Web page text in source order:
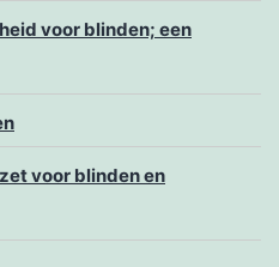
voor blinden; een
voor blinden en